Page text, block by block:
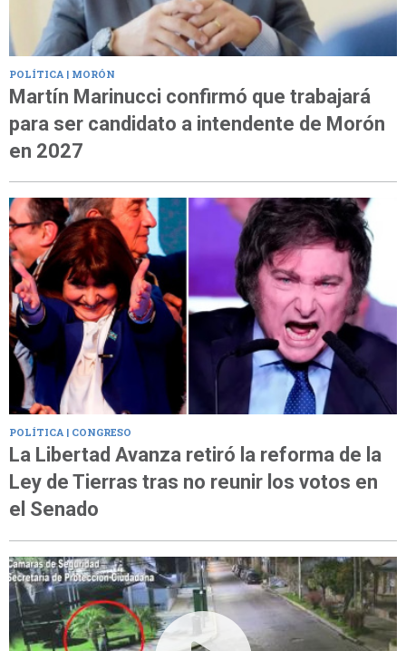
POLÍTICA | MORÓN
Martín Marinucci confirmó que trabajará
para ser candidato a intendente de Morón
en 2027
POLÍTICA | CONGRESO
La Libertad Avanza retiró la reforma de la
Ley de Tierras tras no reunir los votos en
el Senado